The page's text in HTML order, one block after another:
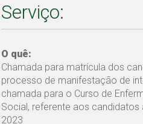
Serviço:
O quê:
Chamada para matrícula dos
processo de manifestação de
chamada para o Curso de
Social, referente aos
2023